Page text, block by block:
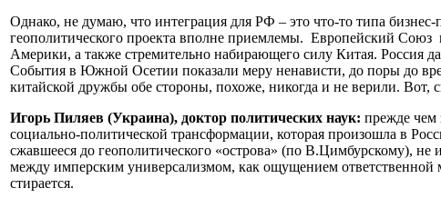
Однако, не думаю, что интеграция для РФ – это что-то типа
геополитического проекта вполне приемлемы. Европейский Союз
Америки, а также стремительно набирающего силу Китая. Россия
События в Южной Осетии показали меру ненависти, до поры до
китайской дружбы обе стороны, похоже, никогда и не верили. Вот,
Игорь Пиляев (Украина), доктор политических наук: прежде чем
социально-политической трансформации, которая произошла в
сжавшееся до геополитического «острова» (по В.Цимбурскому),
между имперским универсализмом, как ощущением
стирается.